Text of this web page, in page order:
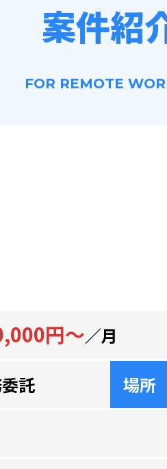
案件紹
FOR REMOTE
円～／月
託 場所